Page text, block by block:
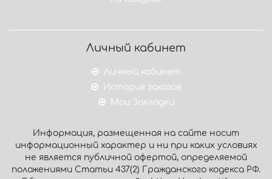
Личный кабинет
Личный кабинет
История заказов
Мои Закладки
Информация, размещенная на сайте носит
информационный характер и ни при каких условиях
не является публичной офертой, определяемой
положениями Статьи 437(2) Гражданского кодекса РФ.